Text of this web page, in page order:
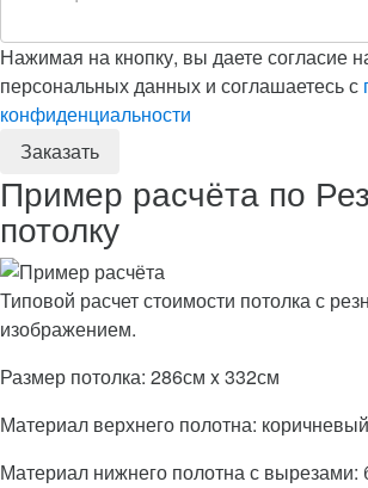
Нажимая на кнопку, вы даете согласие
персональных данных и соглашаетесь с
конфиденциальности
Пример расчёта по
потолку
Типовой расчет стоимости потолка с
изображением.
Размер потолка: 286см x 332см
Материал верхнего полотна:
Материал нижнего полотна с вырезами: